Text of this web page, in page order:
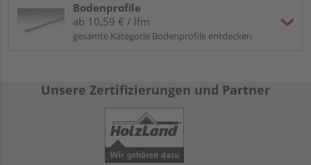
Bodenprofile
ab 10,59 € / lfm
gesamte Kategorie Bodenprofile entdecken
Unsere Zertifizierungen und Partner